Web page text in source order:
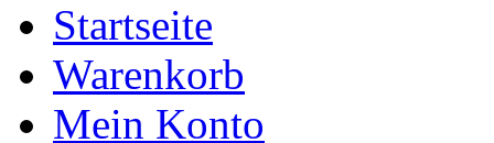
Startseite
Warenkorb
Mein Konto